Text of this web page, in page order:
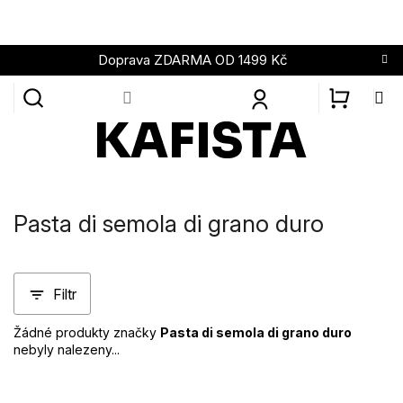
obsah
Doprava ZDARMA OD 1499 Kč
Pasta di semola di grano duro
Filtr
Žádné produkty značky Pasta di semola di grano duro
nebyly nalezeny...